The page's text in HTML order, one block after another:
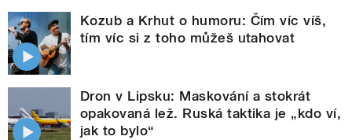
Kozub a Krhut o humoru: Čím víc víš,
tím víc si z toho můžeš utahovat
Dron v Lipsku: Maskování a stokrát
opakovaná lež. Ruská taktika je „kdo ví,
jak to bylo“